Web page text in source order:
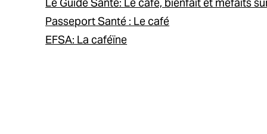
Passeport Santé : Le café
EFSA: La caféïne